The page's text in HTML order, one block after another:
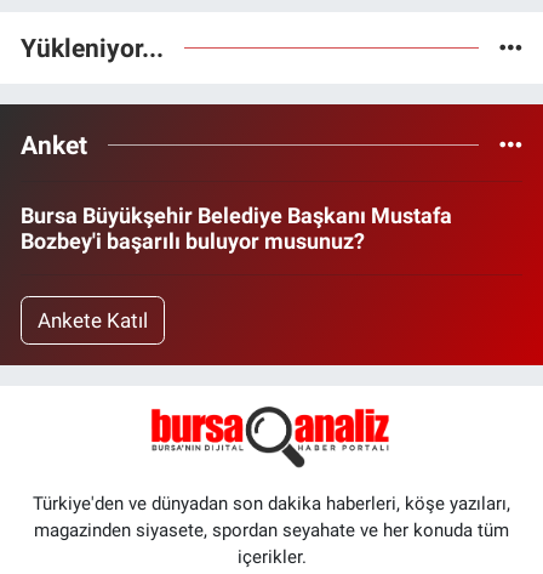
Yükleniyor...
Anket
Bursa Büyükşehir Belediye Başkanı Mustafa
Bozbey'i başarılı buluyor musunuz?
Ankete Katıl
Türkiye'den ve dünyadan son dakika haberleri, köşe yazıları,
magazinden siyasete, spordan seyahate ve her konuda tüm
içerikler.